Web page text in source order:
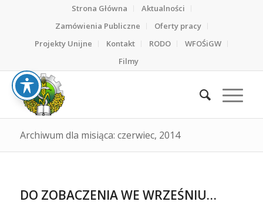
Strona Główna
Aktualności
Zamówienia Publiczne
Oferty pracy
Projekty Unijne
Kontakt RODO
WFOŚiGW
Filmy
Archiwum dla misiąca: czerwiec, 2014
DO ZOBACZENIA WE WRZEŚNIU…